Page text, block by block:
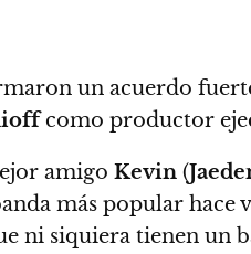
un acuerdo
como productor
amigo Kevin (
más popular hace
ni siquiera tienen un